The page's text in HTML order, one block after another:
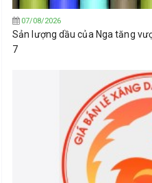
07/08/2026
Sản lượng dầu của Nga tăng
7